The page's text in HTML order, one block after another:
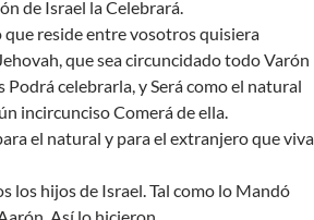
de Israel la Celebrará.
reside entre vosotros quisiera
que sea circuncidado todo Varón
Podrá celebrarla, y Será como el natural
incircunciso Comerá de ella.
el natural y para el extranjero que viva
los hijos de Israel. Tal como lo Mandó